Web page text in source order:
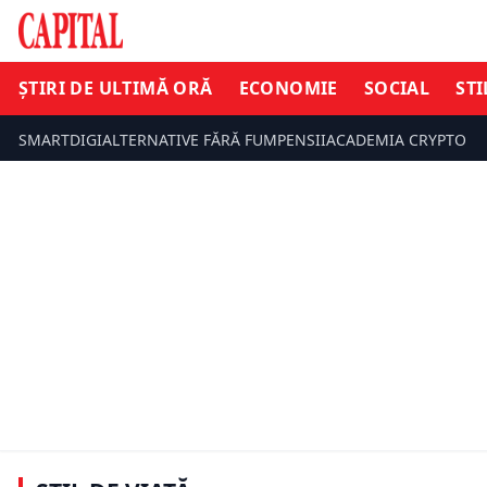
ȘTIRI DE ULTIMĂ ORĂ ECONOMIE SOCIAL
SMARTDIGIALTERNATIVE FĂRĂ FUMPENSIIACADEMIA CRYPTO
de evenimente cu acces gratuit.